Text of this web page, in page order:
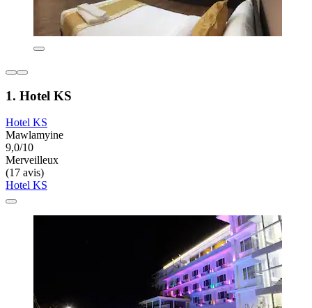
1. Hotel KS
Hotel KS
Mawlamyine
9,0/10
Merveilleux
(17 avis)
Hotel KS